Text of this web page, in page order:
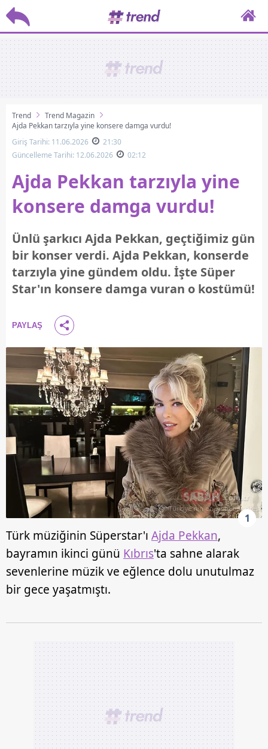
Trend
Trend Magazin
Ajda Pekkan tarzıyla yine konsere damga vurdu!
Giriş Tarihi: 11.06.2026
21:30
Güncelleme Tarihi: 12.06.2026
02:12
Ajda Pekkan tarzıyla yine
konsere damga vurdu!
Ünlü şarkıcı Ajda Pekkan, geçtiğimiz gün
bir konser verdi. Ajda Pekkan, konserde
tarzıyla yine gündem oldu. İşte Süper
Star'ın konsere damga vuran o kostümü!
PAYLAŞ
1
Türk müziğinin Süperstar'ı Ajda Pekkan,
bayramın ikinci günü Kıbrıs'ta sahne alarak
sevenlerine müzik ve eğlence dolu unutulmaz
bir gece yaşatmıştı.